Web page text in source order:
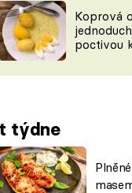
Koprová
poctivou
týdne